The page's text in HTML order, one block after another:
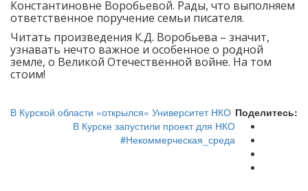
Константиновне Воробьевой. Рады, что выполняем
ответственное поручение семьи писателя.
Читать произведения К.Д. Воробьева – значит,
узнавать нечто важное и особенное о родной
земле, о Великой Отечественной войне. На том
стоим!
Поделитесь:
В Курской области «открылся» Университет НКО
В Курске запустили проект для НКО
#Некоммерческая_среда